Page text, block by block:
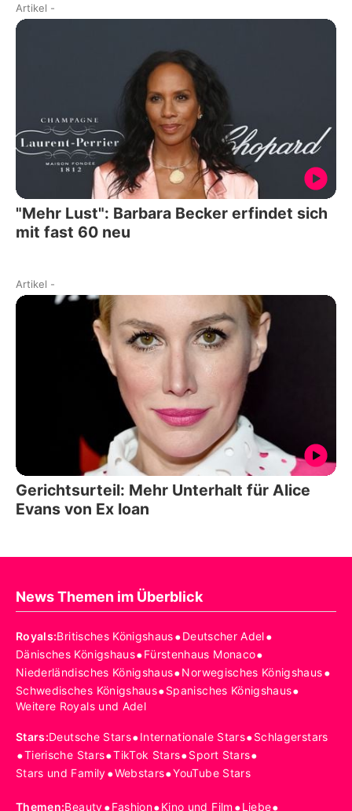
Artikel -
"Mehr Lust": Barbara Becker erfindet sich
mit fast 60 neu
Artikel -
Gerichtsurteil: Mehr Unterhalt für Alice
Evans von Ex Ioan
News Themen im Überblick
Royals:Britisches Königshaus•Deutscher Adel•
Dänisches Königshaus•Fürstenhaus Monaco•
Niederländisches Königshaus•Norwegisches Königshaus•
Schwedisches Königshaus•Spanisches Königshaus•
Weitere Royals und Adel
Stars:Deutsche Stars•Internationale Stars•Schlagerstars
•Tierische Stars•TikTok Stars•Sport Stars•
Stars und Family•Webstars•YouTube Stars
Themen:Beauty Fashion Kino und Film Liebe